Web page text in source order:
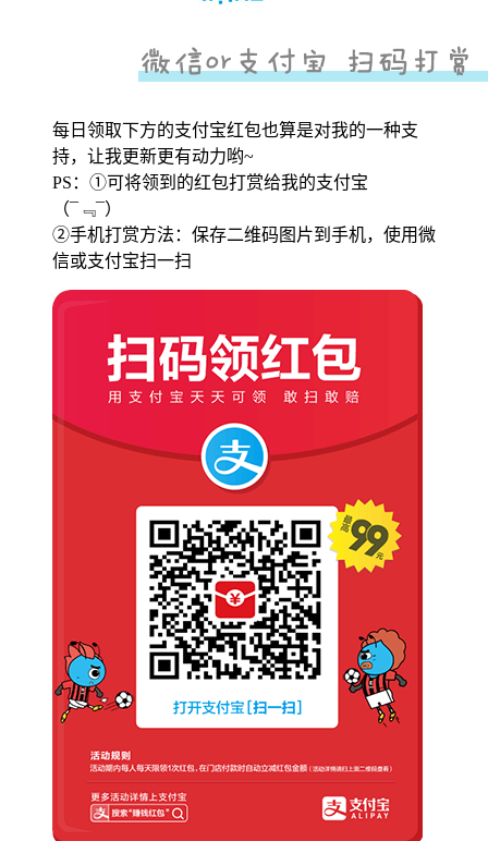
每日领取下方的支付宝红包也算是对我的一种支
持，让我更新更有动力哟~
PS：①可将领到的红包打赏给我的支付宝
（¯﹃¯）
②手机打赏方法：保存二维码图片到手机，使用微
信或支付宝扫一扫